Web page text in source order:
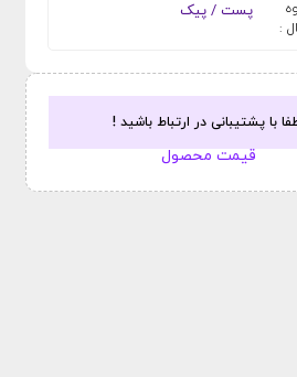
:
پست / پیک
با پشتیبانی در ارتباط باشید !
قیمت محصول